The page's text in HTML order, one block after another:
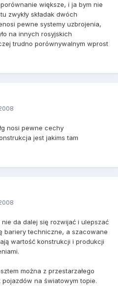
większe, i ja bym nie
zwykły składak dwóch
pewne systemy uzbrojenia,
na innych rosyjskich
trudno porównywalnym wprost
nosi pewne cechy
jest jakims tam
da dalej się rozwijać i ulepszać
bariery techniczne, a szacowane
wartość konstrukcji i produkcji
można z przestarzałego
na światowym topie.